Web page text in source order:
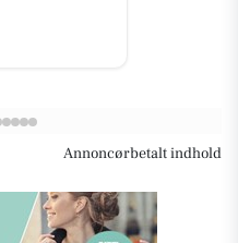
Annoncørbetalt indhold